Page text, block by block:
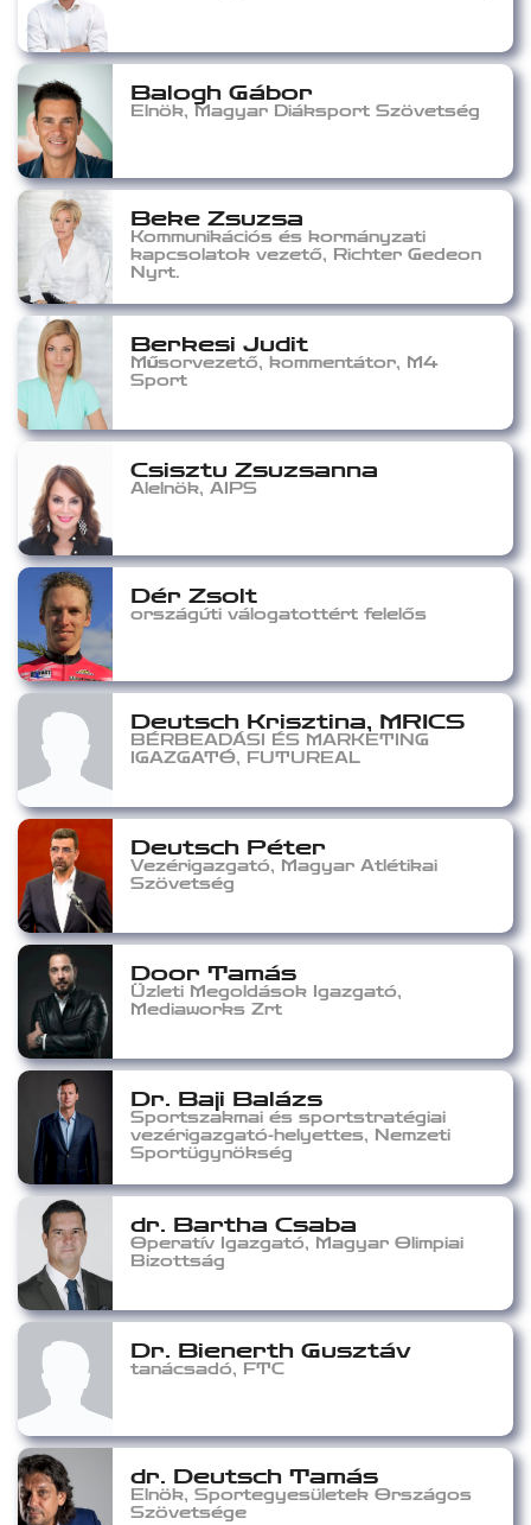
Balogh Gábor
Elnök, Magyar Diáksport Szövetség
Beke Zsuzsa
Kommunikációs és kormányzati
kapcsolatok vezető, Richter Gedeon
Nyrt.
Berkesi Judit
Műsorvezető, kommentátor, M4
Sport
Csisztu Zsuzsanna
Alelnök, AIPS
Dér Zsolt
országúti válogatottért felelős
Deutsch Krisztina, MRICS
BÉRBEADÁSI ÉS MARKETING
IGAZGATÓ, FUTUREAL
Deutsch Péter
Vezérigazgató, Magyar Atlétikai
Szövetség
Door Tamás
Üzleti Megoldások Igazgató,
Mediaworks Zrt
Dr. Baji Balázs
Sportszakmai és sportstratégiai
vezérigazgató-helyettes, Nemzeti
Sportügynökség
dr. Bartha Csaba
Operatív Igazgató, Magyar Olimpiai
Bizottság
Dr. Bienerth Gusztáv
tanácsadó, FTC
dr. Deutsch Tamás
Elnök, Sportegyesületek Országos
Szövetsége